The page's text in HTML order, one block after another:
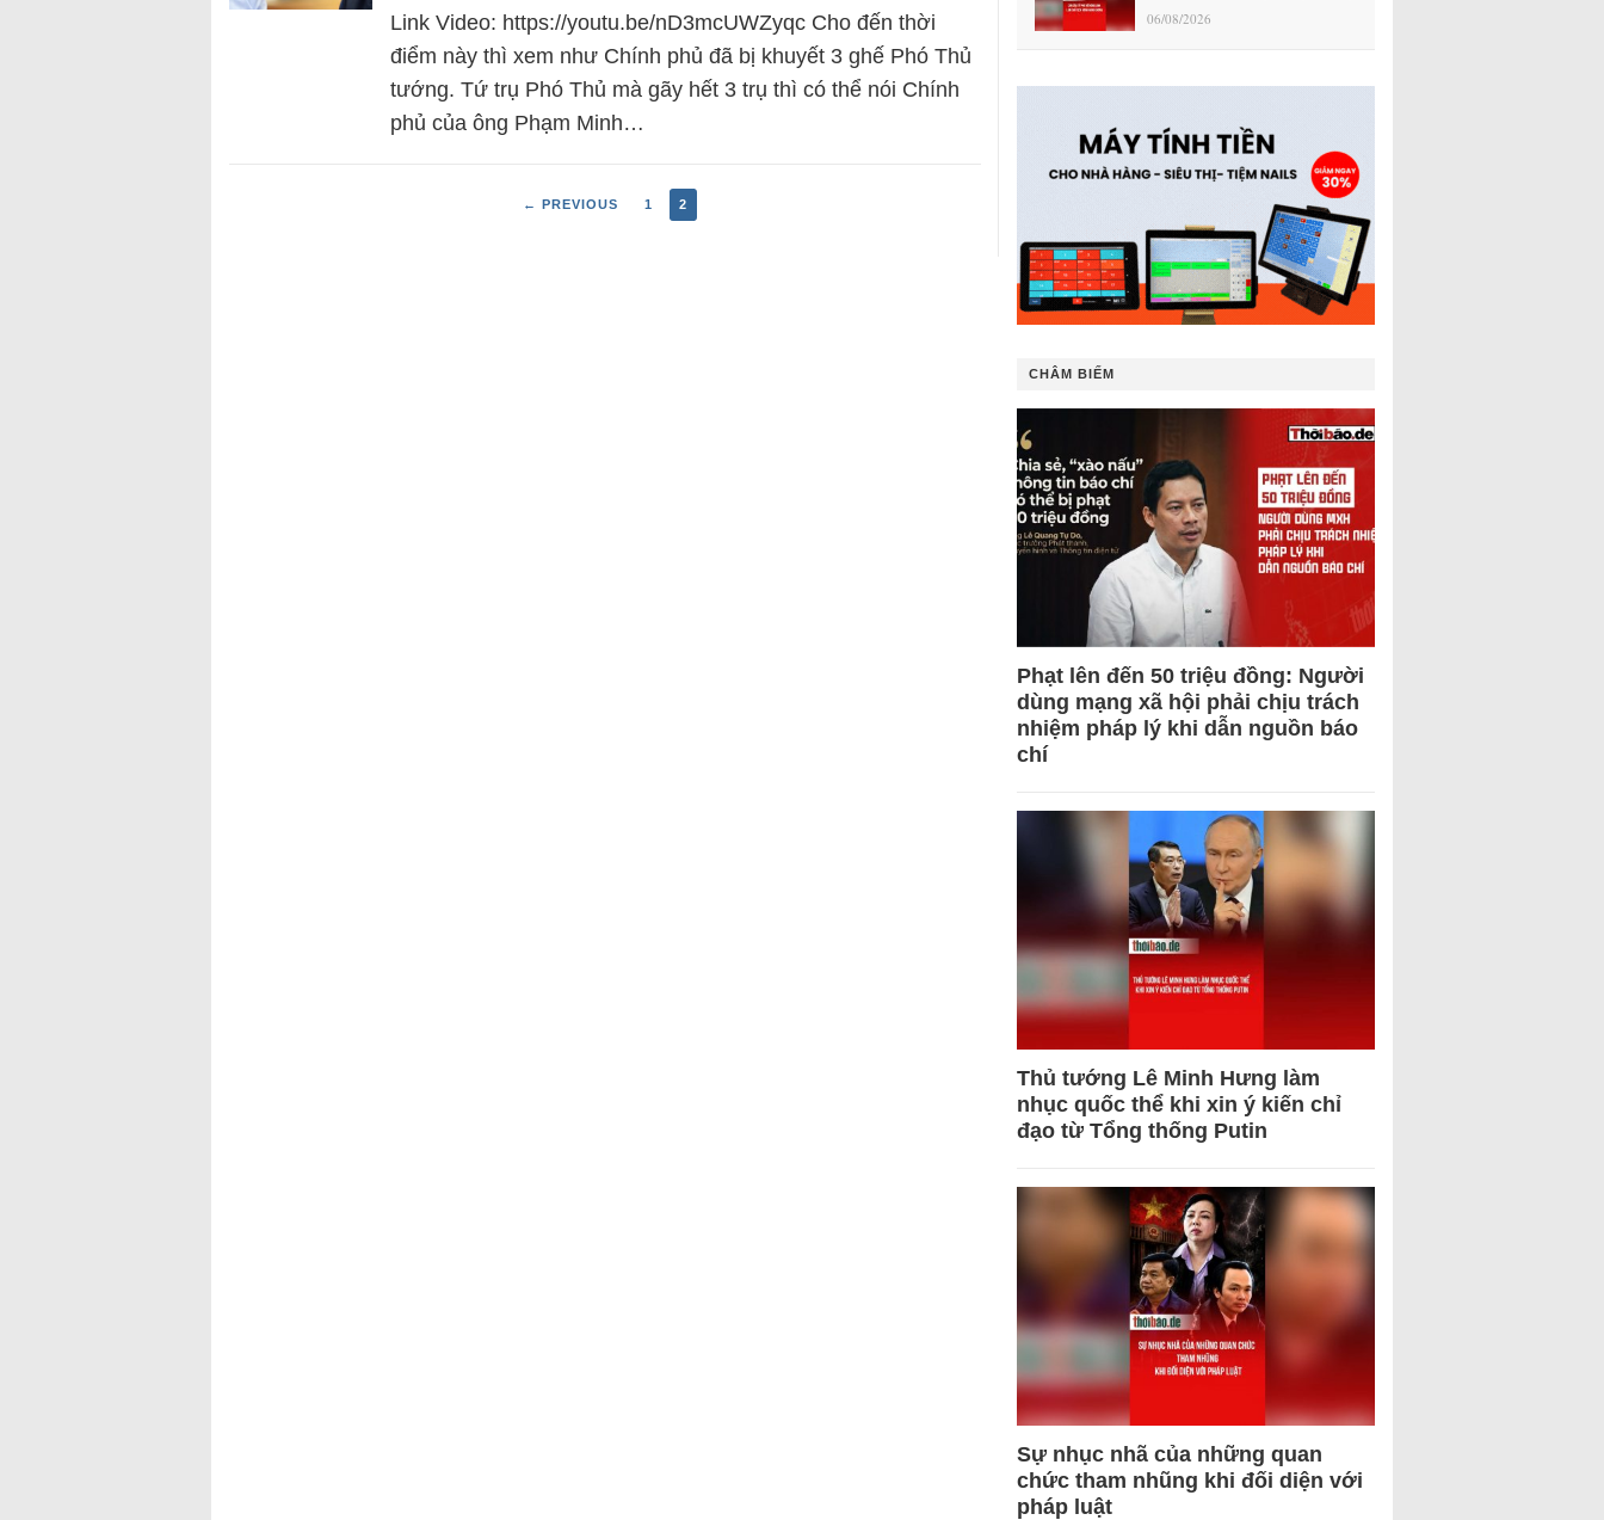
Link Video: https://youtu.be/nD3mcUWZyqc Cho đến thời
điểm này thì xem như Chính phủ đã bị khuyết 3 ghế Phó Thủ
tướng. Tứ trụ Phó Thủ mà gãy hết 3 trụ thì có thể nói Chính
phủ của ông Phạm Minh…
← PREVIOUS 1 2
06/08/2026
CHÂM BIẾM
Phạt lên đến 50 triệu đồng: Người
dùng mạng xã hội phải chịu trách
nhiệm pháp lý khi dẫn nguồn báo
chí
Thủ tướng Lê Minh Hưng làm
nhục quốc thể khi xin ý kiến chỉ
đạo từ Tổng thống Putin
Sự nhục nhã của những quan
chức tham nhũng khi đối diện với
pháp luật